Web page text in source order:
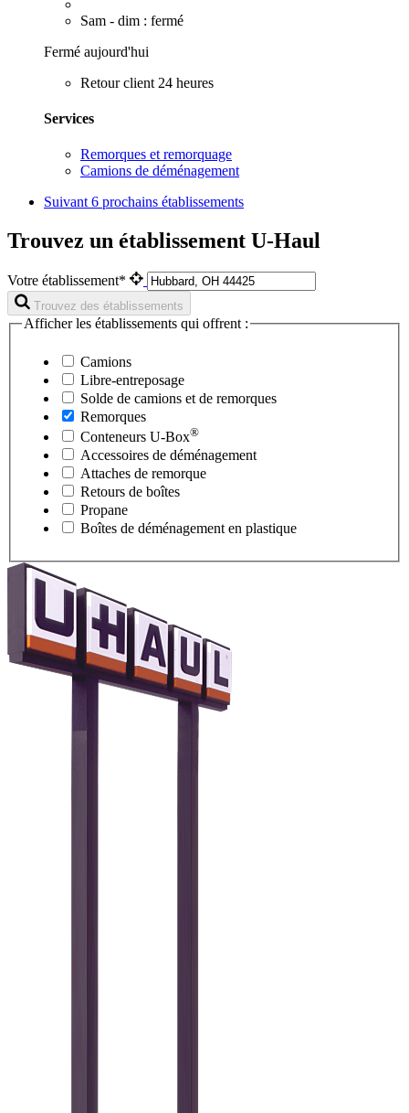
Sam - dim : fermé
Fermé aujourd'hui
Retour client 24 heures
Services
Remorques et remorquage
Camions de déménagement
Suivant 6 prochains établissements
Trouvez un établissement U-Haul
Votre établissement*
Trouvez des établissements
Afficher les établissements qui offrent :
Camions
Libre-entreposage
Solde de camions et de remorques
Remorques
Conteneurs U-Box®
Accessoires de déménagement
Attaches de remorque
Retours de boîtes
Propane
Boîtes de déménagement en plastique